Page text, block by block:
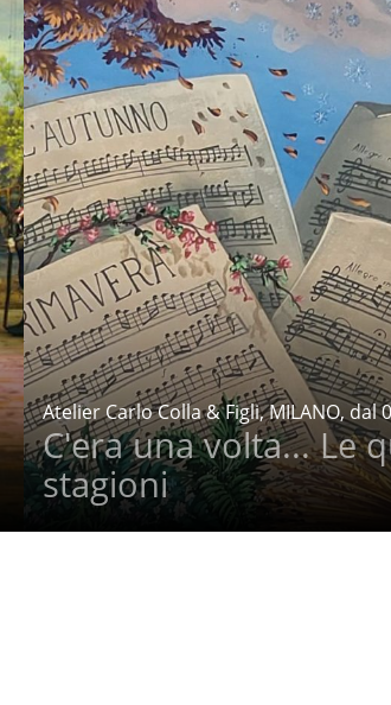
Atelier Carlo Colla & Figli, MILANO, dal
C'era una volta... Le
stagioni